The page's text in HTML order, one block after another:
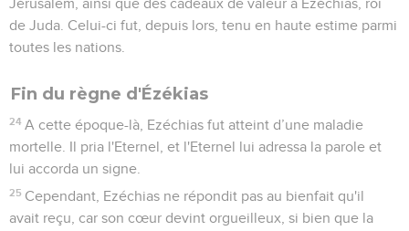
Jérusalem, ainsi que des cadeaux de valeur à Ezéchias, roi
de Juda. Celui-ci fut, depuis lors, tenu en haute estime parmi
toutes les nations.
Fin du règne d'Ézékias
24 A cette époque-là, Ezéchias fut atteint d’une maladie
mortelle. Il pria l'Eternel, et l'Eternel lui adressa la parole et
lui accorda un signe.
25 Cependant, Ezéchias ne répondit pas au bienfait qu'il
avait reçu, car son cœur devint orgueilleux, si bien que la